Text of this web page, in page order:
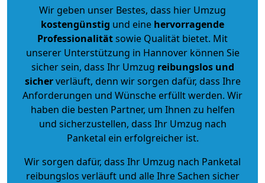
Wir geben unser Bestes, dass hier Umzug
kostengünstig und eine hervorragende
Professionalitätsowie Qualität bietet. Mit
unserer Unterstützung in Hannover können Sie
sicher sein, dass Ihr Umzug reibungslos und
sicherverläuft, denn wir sorgen dafür, dass Ihre
Anforderungen und Wünsche erfüllt werden. Wir
haben die besten Partner, um Ihnen zu helfen
und sicherzustellen, dass Ihr Umzug nach
Panketal ein erfolgreicher ist.
Wir sorgen dafür, dass Ihr Umzug nach Panketal
reibungslos verläuft und alle Ihre Sachen sicher